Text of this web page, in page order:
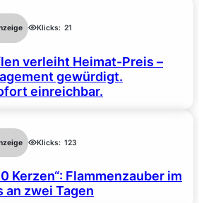
Klicks: 21
verleiht Heimat-Preis –
gewürdigt.
einreichbar.
Klicks: 123
Kerzen“: Flammenzauber im
an zwei Tagen